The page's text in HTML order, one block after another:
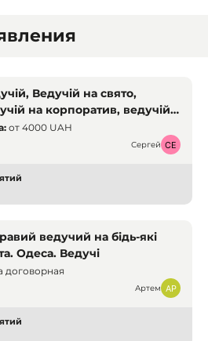
Ведучій на свято,
на корпоратив, ведучій
креативний ведучій
от 4000 UAH
Сергей
ведучий на бідь-які
Одеса. Ведучі
договорная
Артем